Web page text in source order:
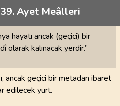
Ayet Meâlleri
hayatı ancak (geçici) bir
olarak kalınacak yerdir.”
ancak geçici bir metadan ibaret
edilecek yurt.